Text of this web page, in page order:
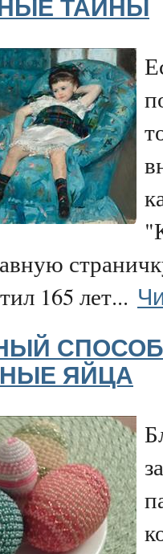
ТАЙНЫ
165 лет...
СПОСОБ
ЯЙЦА